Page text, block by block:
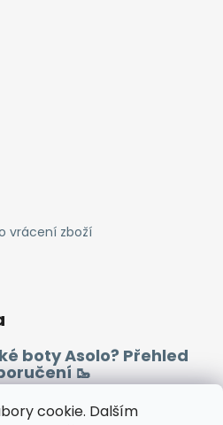
cookie. Dalším
vrácení zboží
boty Asolo? Přehled
🥾